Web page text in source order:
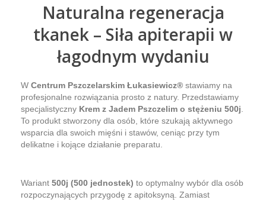
Naturalna regeneracja
tkanek – Siła apiterapii w
łagodnym wydaniu
W Centrum Pszczelarskim Łukasiewicz® stawiamy na
profesjonalne rozwiązania prosto z natury. Przedstawiamy
specjalistyczny Krem z Jadem Pszczelim o stężeniu 500j
To produkt stworzony dla osób, które szukają aktywnego
wsparcia dla swoich mięśni i stawów, ceniąc przy tym
delikatne i kojące działanie preparatu.
Wariant 500j (500 jednostek) to optymalny wybór dla osób
rozpoczynających przygodę z apitoksyną. Zamiast